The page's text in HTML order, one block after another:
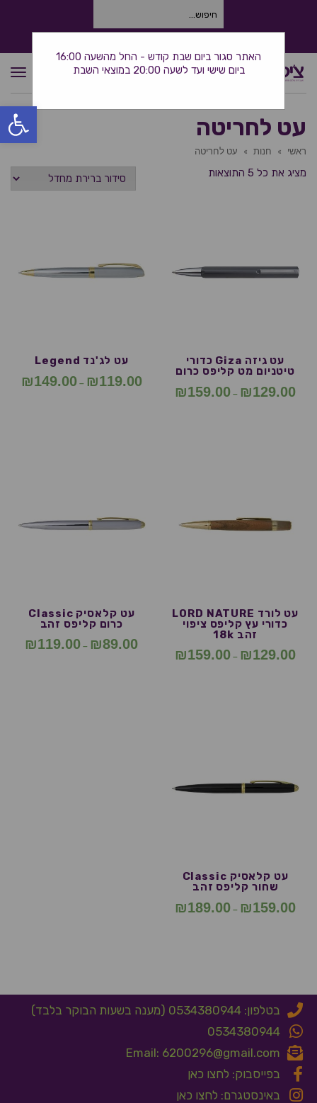
פתח
עט לחריטה
ראשי » חנות » עט לחריטה
מציג את כל 5 התוצאות
עט גיזה Giza כדורי
טיטניום מט קליפס כרום
₪129.00
–
₪159.00
עט לג'נד Legend
₪119.00
–
₪149.00
עט לורד LORD NATURE
כדורי עץ קליפס ציפוי
זהב 18k
₪129.00
–
₪159.00
עט קלאסיק Classic
כרום קליפס זהב
₪89.00
–
₪119.00
עט קלאסיק Classic
שחור קליפס זהב
₪159.00
–
₪189.00
בטלפון: 0534380944 (מענה בשעות הבוקר בלבד)
0534380944
Email: 6200296@gmail.com
בפייסבוק: לחצו כאן
באינסטגרם: לחצו כאן
האתר סגור ביום שבת קודש - החל מהשעה 16:00
ביום שישי ועד לשעה 20:00 במוצאי השבת